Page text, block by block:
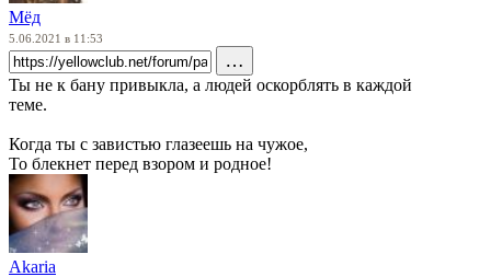
Мёд
5.06.2021 в 11:53
…
Ты не к бану привыкла, а людей оскорблять в каждой
теме.
Когда ты с завистью глазеешь на чужое,
То блекнет перед взором и родное!
Akаria